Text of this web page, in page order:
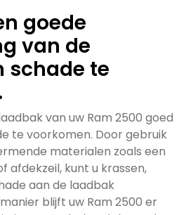
goede
van de
schade te
van uw Ram 2500 goed
te voorkomen. Door gebruik
materialen zoals een
afdekzeil, kunt u krassen,
aan de laadbak
blijft uw Ram 2500 er